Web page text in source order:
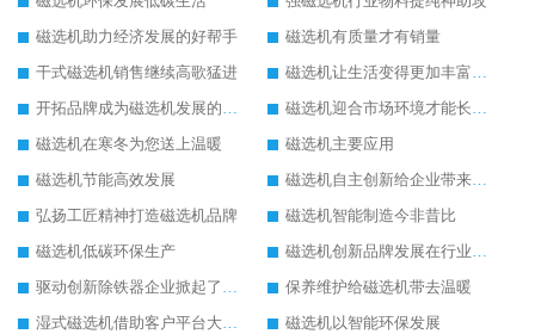
磁选机助力经济发展的好帮手
磁选机有质量才有销量
干式磁选机销售继续高歌猛进
磁选机让生活变得更加丰富多彩
开拓品牌成为磁选机发展的有效武器
磁选机迎合市场环境才能长远发展
磁选机在寒冬为您送上温暖
磁选机主要应用
磁选机节能高效发展
磁选机自主创新给企业带来了阳光
弘扬工匠精神打造磁选机品牌
磁选机智能制造今非昔比
磁选机低碳环保生产
磁选机创新品牌发展在行业的顶端
驱动创新除铁器企业掀起了发展风暴
保养维护给磁选机带去温暖
湿式磁选机借助客户平台大放异彩
磁选机以智能环保发展